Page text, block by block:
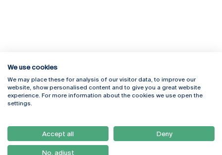
Rua Diogo Botelho 1327
4169-005 Porto
+351 226 196 240
Campus Online
Webmail
Como Chegar
Newsletter
We use cookies
We may place these for analysis of our visitor data, to improve our
website, show personalised content and to give you a great website
experience. For more information about the cookies we use open the
settings.
Accept all Deny
No, adjust